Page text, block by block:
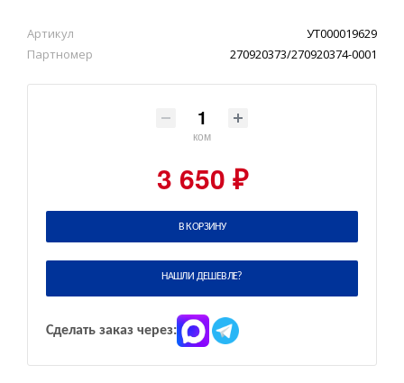
Артикул
УТ000019629
Партномер
270920373/270920374-0001
ком
3 650 ₽
В КОРЗИНУ
НАШЛИ ДЕШЕВЛЕ?
Сделать заказ через: